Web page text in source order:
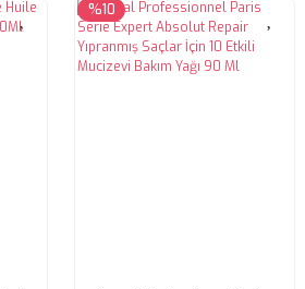
Yorum Yaz
veya görüntülenemiyor.
bilgiler bulunuyor.
%10